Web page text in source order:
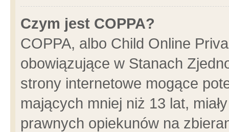
Czym jest COPPA?
COPPA, albo Child Online
obowiązujące w Stanach
strony internetowe mogące
mających mniej niż 13 lat,
prawnych opiekunów na